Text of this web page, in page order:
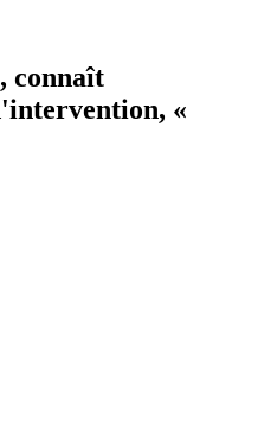
connaît
«